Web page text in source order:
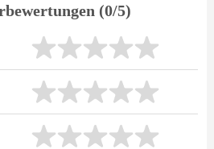
(0/5)